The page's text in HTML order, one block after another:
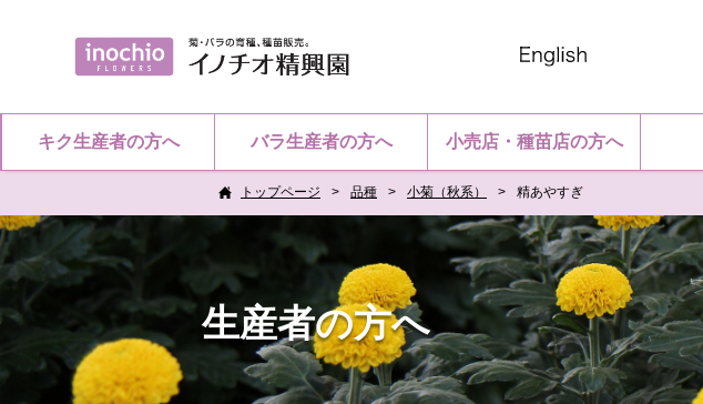
キク生産者の方へ バラ生産者の方へ 小売店・種苗店の方へ
トップページ 品種 小菊（秋系） 精あやすぎ
生産者の方へ